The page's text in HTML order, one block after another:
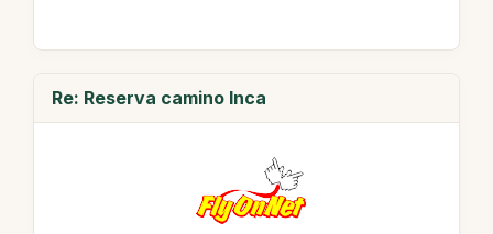
Re: Reserva camino Inca